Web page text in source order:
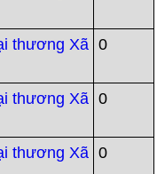
thương Xã 0
thương Xã 0
thương Xã 0